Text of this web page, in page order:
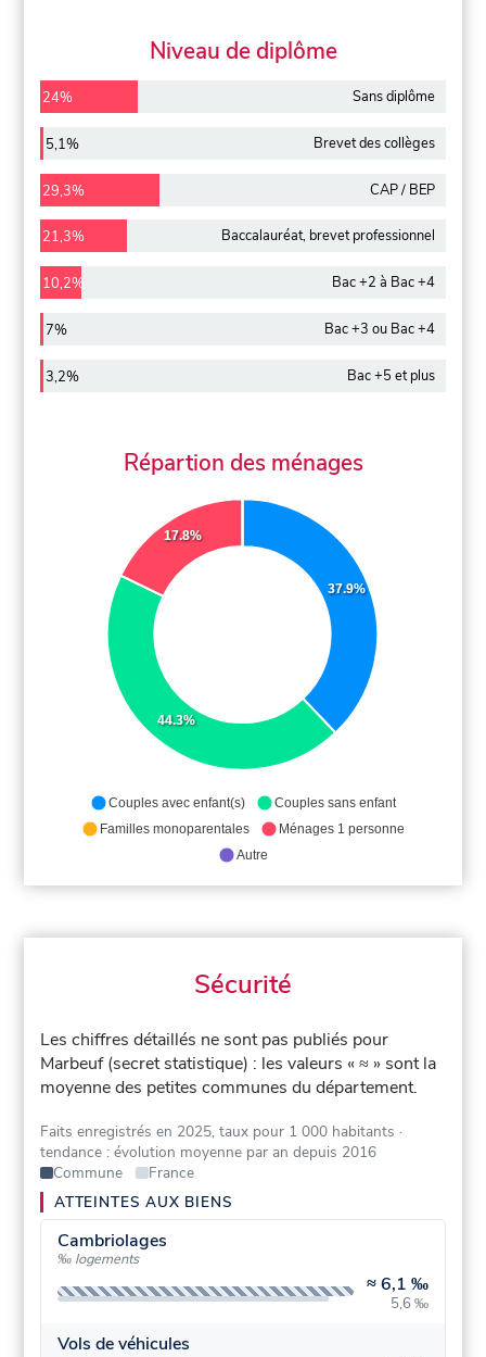
Niveau de diplôme
24% Sans diplôme
5,1% Brevet des collèges
29,3% CAP / BEP
21,3% Baccalauréat, brevet professionnel
10,2% Bac +2 à Bac +4
7% Bac +3 ou Bac +4
3,2% Bac +5 et plus
Répartion des ménages
37.9%
44.3%
17.8%
Couples avec enfant(s)
Couples sans enfant
Familles monoparentales
Ménages 1 personne
Autre
Sécurité
Les chiffres détaillés ne sont pas publiés pour
Marbeuf (secret statistique) : les valeurs « ≈ » sont la
moyenne des petites communes du département.
Faits enregistrés en 2025, taux pour 1 000 habitants ·
tendance : évolution moyenne par an depuis 2016
Commune
France
ATTEINTES AUX BIENS
Cambriolages
‰ logements
≈6,1 ‰
5,6 ‰
Vols de véhicules